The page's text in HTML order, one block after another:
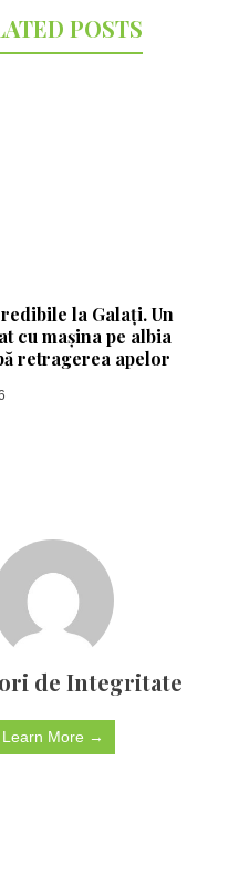
POSTS
la Galați. Un
cu mașina pe albia
retragerea apelor
de Integritate
Learn More →